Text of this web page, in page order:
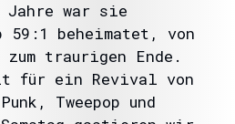
Jahre war sie
59:1 beheimatet, von
zum traurigen Ende.
für ein Revival von
Tweepop und